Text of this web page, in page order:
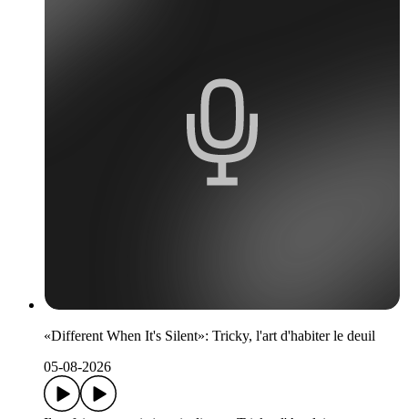
«Different When It's Silent»: Tricky, l'art d'habiter le deuil
05-08-2026